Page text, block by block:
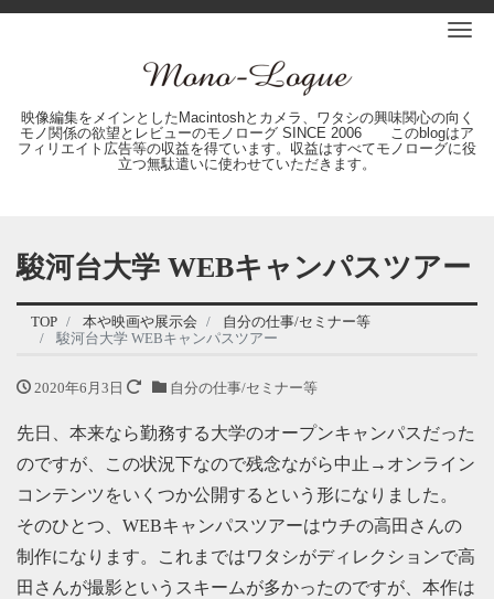
映像編集をメインとしたMacintoshとカメラ、ワタシの興味関心の向く
モノ関係の欲望とレビューのモノローグ SINCE 2006 このblogはア
フィリエイト広告等の収益を得ています。収益はすべてモノローグに役
立つ無駄遣いに使わせていただきます。
駿河台大学 WEBキャンパスツアー
TOP 本や映画や展示会
自分の仕事/セミナー等
駿河台大学 WEBキャンパスツアー
2020年6月3日 自分の仕事/セミナー等
先日、本来なら勤務する大学のオープンキャンパスだった
のですが、この状況下なので残念ながら中止→オンライン
コンテンツをいくつか公開するという形になりました。
そのひとつ、WEBキャンパスツアーはウチの高田さんの
制作になります。これまではワタシがディレクションで高
田さんが撮影というスキームが多かったのですが、本作は